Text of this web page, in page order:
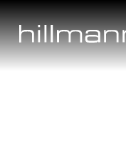
Skip
to
content